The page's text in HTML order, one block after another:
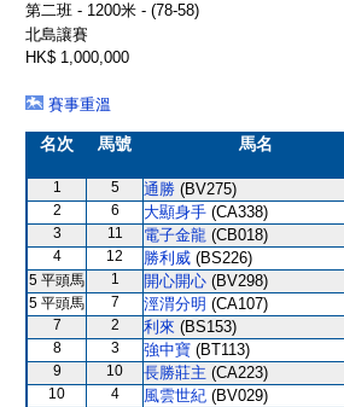
第二班 - 1200米 - (78-58)
北島讓賽
HK$ 1,000,000
賽事重溫
名次 馬號 馬名
1 5 通勝 (BV275)
2
6 大顯身手 (CA338)
3
11 電子金龍 (CB018)
4
12 勝利威 (BS226)
5 平頭馬
1 開心開心 (BV298)
5 平頭馬
7 涇渭分明 (CA107)
7
2 利來 (BS153)
8
3 強中寶 (BT113)
9
10 長勝莊主 (CA223)
10
4 風雲世紀 (BV029)